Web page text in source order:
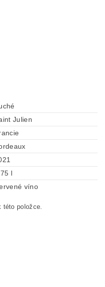
Julien
l
víno
této položce.